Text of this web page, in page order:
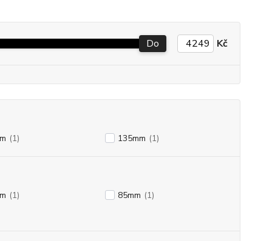
Do Kč
(1) 135mm (1)
(1) 85mm (1)